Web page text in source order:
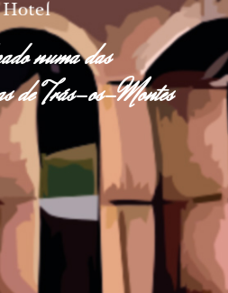
numa das
de Trás-os-Montes